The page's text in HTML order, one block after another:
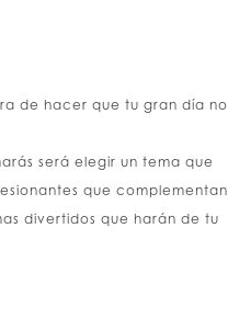
de hacer que tu gran día no
será elegir un tema que
que complementan
divertidos que harán de tu